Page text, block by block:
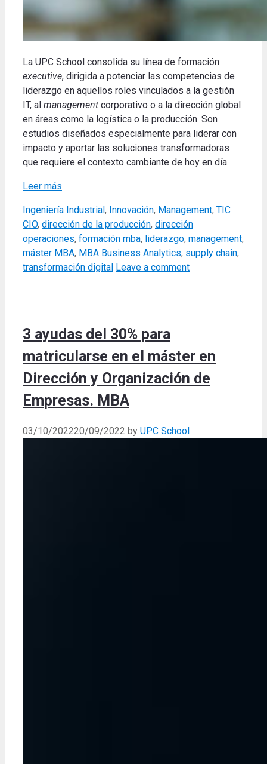
La UPC School consolida su línea de formación
executive, dirigida a potenciar las competencias de
liderazgo en aquellos roles vinculados a la gestión
IT, al management corporativo o a la dirección global
en áreas como la logística o la producción. Son
estudios diseñados especialmente para liderar con
impacto y aportar las soluciones transformadoras
que requiere el contexto cambiante de hoy en día.
Leer más
Categories
Ingeniería Industrial , Innovación, Management, TICTags
CIO, dirección de la producción, dirección
operaciones, formación mba, liderazgo, management,
máster MBA, MBA Business Analytics, supply chain,
transformación digital Leave a comment
3 ayudas del 30% para
matricularse en el máster en
Dirección y Organización de
Empresas. MBA
03/10/202220/09/2022 by UPC School